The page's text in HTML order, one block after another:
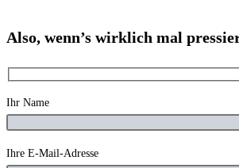
Also, wenn’s wirk­lich mal
Bit­te las­se die­ses Feld leer.
Ihr Name
Ihre E‑Mail-Adres­se